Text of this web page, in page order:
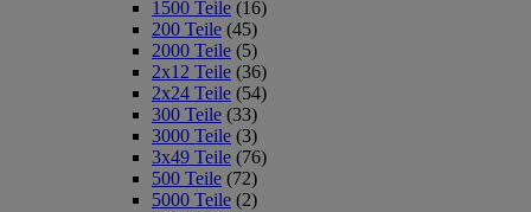
1500 Teile (16)
200 Teile (45)
2000 Teile (5)
2x12 Teile (36)
2x24 Teile (54)
300 Teile (33)
3000 Teile (3)
3x49 Teile (76)
500 Teile (72)
5000 Teile (2)